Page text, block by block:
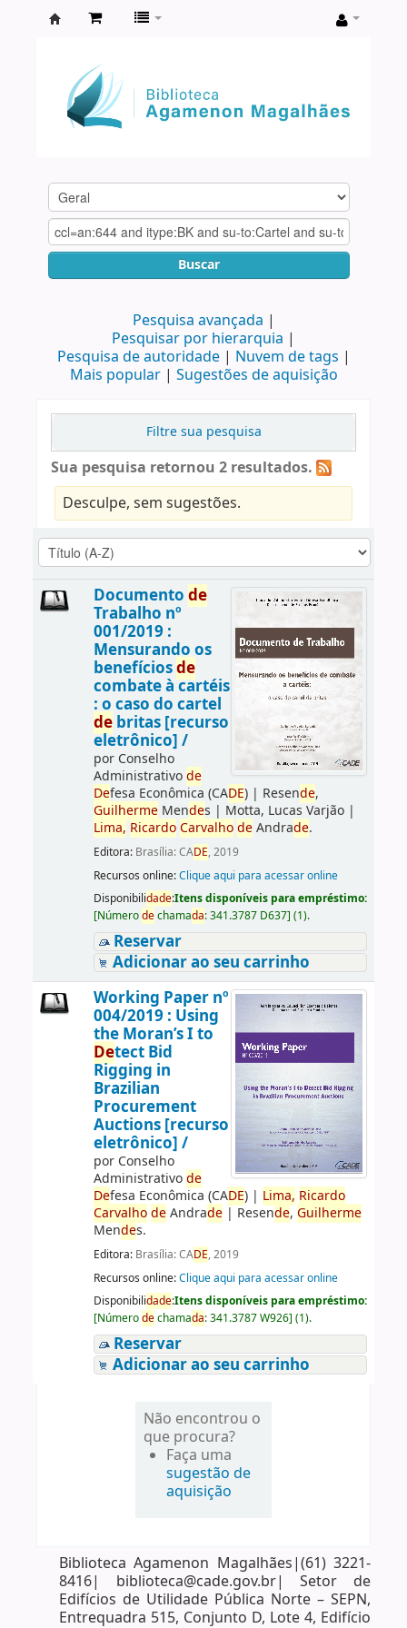
Agamenon
Magalhães
Buscar
Pesquisa avançada
Pesquisar por hierarquia
Pesquisa de autoridade
Nuvem de tags
Mais popular
Sugestões de aquisição
Filtre sua pesquisa
Sua pesquisa retornou 2 resultados.
Desculpe, sem sugestões.
Documento de
Trabalho nº
001/2019 :
Mensurando os
benefíciosde
combate à cartéis
: o caso do cartel
debritas [recurso
eletrônico] /
por Conselho
Administrativode
Defesa Econômica (CADE)| Resende,
GuilhermeMendes | Motta, Lucas Varjão|
Lima, Ricardo Carvalho deAndrade.
Editora: Brasília: CADE, 2019
Recursos online:Clique aqui para acessar online
Disponibilidade:Itens disponíveis para empréstimo:
[Númerodechamada:341.3787 D637] (1).
Reservar
Adicionar ao seu carrinho
Working Paper nº
004/2019 : Using
the Moran’s I to
Detect Bid
Rigging in
Brazilian
Procurement
Auctions [recurso
eletrônico] /
por Conselho
Administrativode
Defesa Econômica (CADE)| Lima, Ricardo
Carvalho deAndrade| Resende, Guilherme
Mendes.
Editora: Brasília: CADE, 2019
Recursos online:Clique aqui para acessar online
Disponibilidade:Itens disponíveis para empréstimo:
[Númerodechamada:341.3787 W926] (1).
Reservar
Adicionar ao seu carrinho
Não encontrou o
que procura?
Faça uma
sugestão de
aquisição
Biblioteca Agamenon Magalhães|(61) 3221-
8416| biblioteca@cade.gov.br| Setor de
Edifícios de Utilidade Pública Norte – SEPN,
Entrequadra 515, Conjunto D, Lote 4, Edifício